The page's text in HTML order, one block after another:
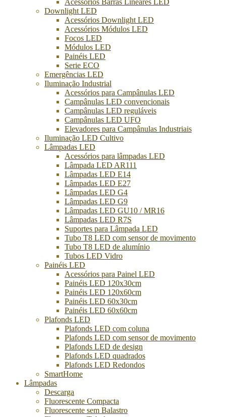
Acessórios Barras Lineares LED
Downlight LED
Acessórios Downlight LED
Acessórios Módulos LED
Focos LED
Módulos LED
Painéis LED
Serie ECO
Emergências LED
Iluminação Industrial
Acessórios para Campânulas LED
Campânulas LED convencionais
Campânulas LED reguláveis
Campânulas LED UFO
Elevadores para Campânulas Industriais
Iluminação LED Cultivo
Lâmpadas LED
Acessórios para lâmpadas LED
Lâmpada LED AR111
Lâmpadas LED E14
Lâmpadas LED E27
Lâmpadas LED G4
Lâmpadas LED G9
Lâmpadas LED GU10 / MR16
Lâmpadas LED R7S
Suportes para Lâmpada LED
Tubo T8 LED com sensor de movimento
Tubo T8 LED de alumínio
Tubos LED Vidro
Painéis LED
Acessórios para Painel LED
Painéis LED 120x30cm
Painéis LED 120x60cm
Painéis LED 60x30cm
Painéis LED 60x60cm
Plafonds LED
Plafonds LED com coluna
Plafonds LED com sensor de movimento
Plafonds LED de design
Plafonds LED quadrados
Plafonds LED Redondos
SmartHome
Lâmpadas
Descarga
Fluorescente Compacta
Fluorescente sem Balastro